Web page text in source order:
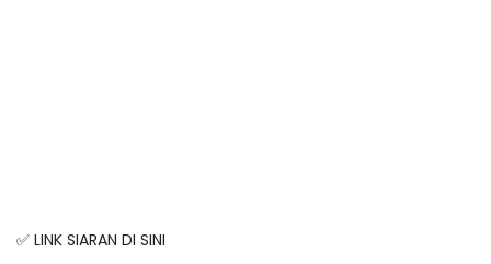
✅ LINK SIARAN DI SINI